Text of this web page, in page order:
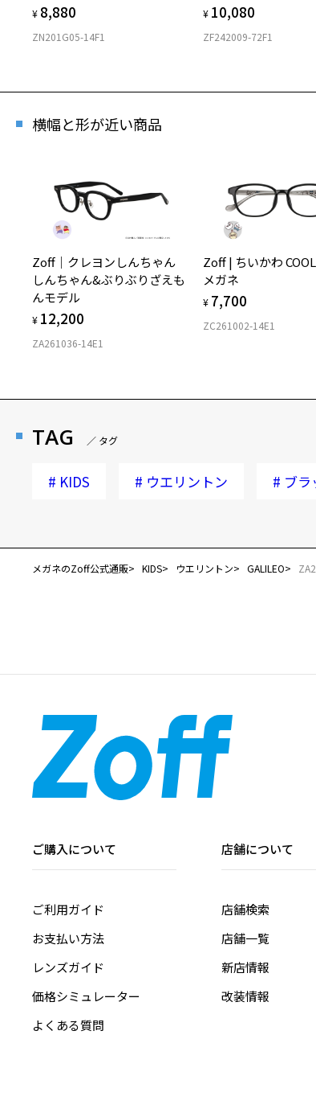
¥ 8,880
ZN201G05-14F1
¥ 10,080
ZF242009-72F1
横幅と形が近い商品
Zoff｜クレヨンしんちゃん
しんちゃん&ぶりぶりざえも
んモデル
¥ 12,200
ZA261036-14E1
Zoff | ちいかわ
メガネ
¥ 7,700
ZC261002-14E1
TAG ／ タグ
# KIDS # ウエリントン # ブ
メガネのZoff公式通販 KIDS ウエリントン GALILEO
ご購入について
ご利用ガイド
お支払い方法
レンズガイド
価格シミュレーター
よくある質問
店舗について
店舗検索
店舗一覧
新店情報
改装情報